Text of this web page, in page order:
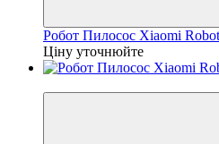
Робот Пилосос Xiaomi
Ціну уточнюйте